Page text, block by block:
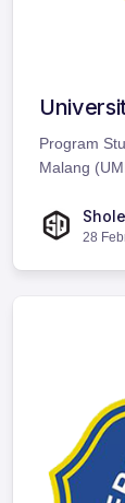
Program
Malang
28